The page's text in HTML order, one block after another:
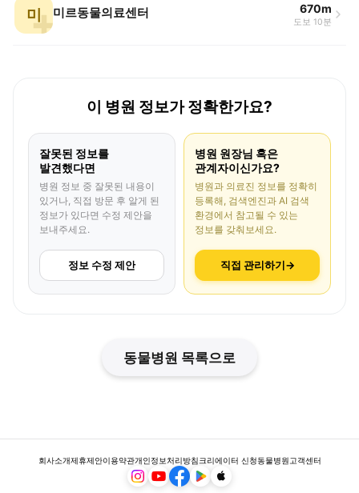
미 미르동물의료센터 670m
도보 10분
이 병원 정보가 정확한가요?
잘못된 정보를
발견했다면
병원 정보 중 잘못된 내용이
있거나, 직접 방문 후 알게 된
정보가 있다면 수정 제안을
보내주세요.
정보 수정 제안
병원 원장님 혹은
관계자이신가요?
병원과 의료진 정보를 정확히
등록해, 검색엔진과 AI 검색
환경에서 참고될 수 있는
정보를 갖춰보세요.
직접 관리하기→
동물병원 목록으로
회사소개제휴제안이용약관개인정보처리방침크리에이터 신청동물병원고객센터